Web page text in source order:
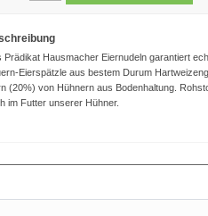
Prädikat Hausmacher Eiernudeln garantiert
Eierspätzle aus bestem Durum
(20%) von Hühnern aus Bodenhaltung.
im Futter unserer Hühner.